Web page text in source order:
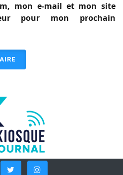
mon e-mail et mon site
pour mon prochain